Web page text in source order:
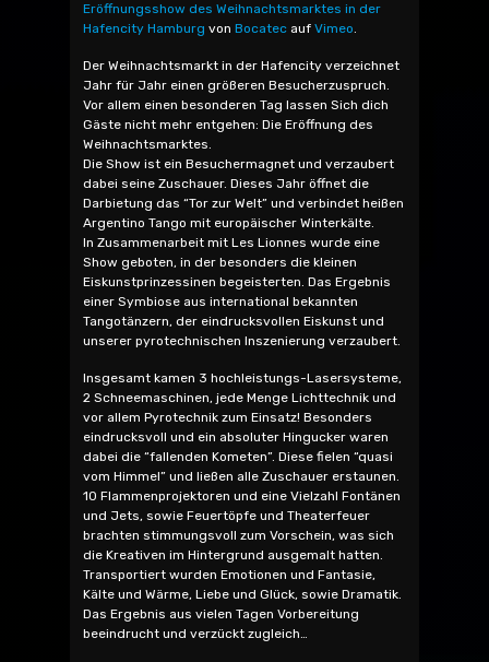
Eröffnungsshow des Weihnachtsmarktes in der
Hafencity Hamburg von Bocatec auf Vimeo.
Der Weihnachtsmarkt in der Hafencity verzeichnet
Jahr für Jahr einen größeren Besucherzuspruch.
Vor allem einen besonderen Tag lassen Sich dich
Gäste nicht mehr entgehen: Die Eröffnung des
Weihnachtsmarktes.
Die Show ist ein Besuchermagnet und verzaubert
dabei seine Zuschauer. Dieses Jahr öffnet die
Darbietung das “Tor zur Welt” und verbindet heißen
Argentino Tango mit europäischer Winterkälte.
In Zusammenarbeit mit Les Lionnes wurde eine
Show geboten, in der besonders die kleinen
Eiskunstprinzessinen begeisterten. Das Ergebnis
einer Symbiose aus international bekannten
Tangotänzern, der eindrucksvollen Eiskunst und
unserer pyrotechnischen Inszenierung verzaubert.
Insgesamt kamen 3 hochleistungs-Lasersysteme,
2 Schneemaschinen, jede Menge Lichttechnik und
vor allem Pyrotechnik zum Einsatz! Besonders
eindrucksvoll und ein absoluter Hingucker waren
dabei die “fallenden Kometen”. Diese fielen “quasi
vom Himmel” und ließen alle Zuschauer erstaunen.
10 Flammenprojektoren und eine Vielzahl Fontänen
und Jets, sowie Feuertöpfe und Theaterfeuer
brachten stimmungsvoll zum Vorschein, was sich
die Kreativen im Hintergrund ausgemalt hatten.
Transportiert wurden Emotionen und Fantasie,
Kälte und Wärme, Liebe und Glück, sowie Dramatik.
Das Ergebnis aus vielen Tagen Vorbereitung
beeindrucht und verzückt zugleich…